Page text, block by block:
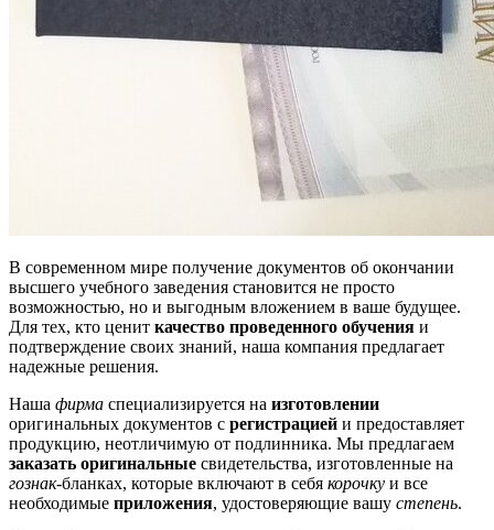
В современном мире получение документов об окончании
высшего учебного заведения становится не просто
возможностью, но и выгодным вложением в ваше будущее.
Для тех, кто ценит качество проведенного обучения и
подтверждение своих знаний, наша компания предлагает
надежные решения.
Наша фирма специализируется на изготовлении
оригинальных документов с регистрацией и предоставляет
продукцию, неотличимую от подлинника. Мы предлагаем
заказать оригинальные свидетельства, изготовленные на
гознак-бланках, которые включают в себя корочку и все
необходимые приложения, удостоверяющие вашу степень.